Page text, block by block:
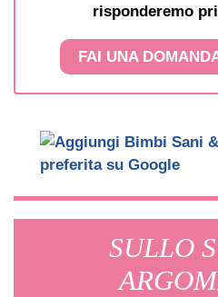
risponderemo
FAI UNA
SULLO